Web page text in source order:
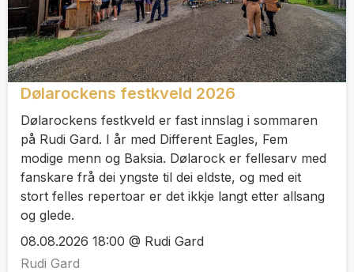
Dølarockens festkveld 2026
Dølarockens festkveld er fast innslag i sommaren
på Rudi Gard. I år med Different Eagles, Fem
modige menn og Baksia. Dølarock er fellesarv med
fanskare frå dei yngste til dei eldste, og med eit
stort felles repertoar er det ikkje langt etter allsang
og glede.
08.08.2026 18:00 @ Rudi Gard
Rudi Gard